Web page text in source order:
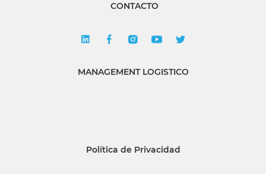
CONTACTO
MANAGEMENT LOGISTICO
Política de Privacidad